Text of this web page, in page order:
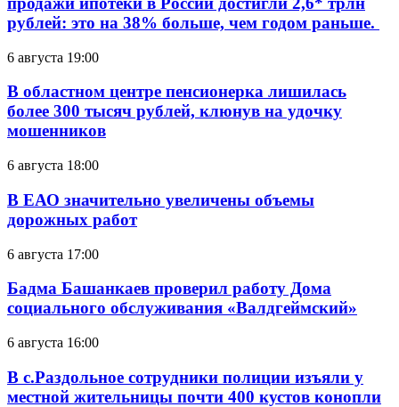
рублей: это на 38% больше, чем годом раньше.
6 августа 19:00
В областном центре пенсионерка лишилась
более 300 тысяч рублей, клюнув на удочку
мошенников
6 августа 18:00
В ЕАО значительно увеличены объемы
дорожных работ
6 августа 17:00
Бадма Башанкаев проверил работу Дома
социального обслуживания «Валдгеймский»
6 августа 16:00
В с.Раздольное сотрудники полиции изъяли у
местной жительницы почти 400 кустов конопли